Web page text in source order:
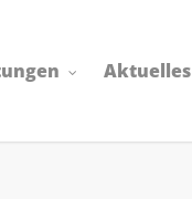
Aktuelles